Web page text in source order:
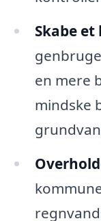
Skabe et
en mere
mindske